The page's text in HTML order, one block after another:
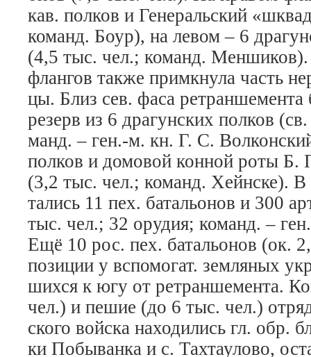
кав. пол­ков и Ге­не­раль­ский
ко­манд. Бо­ур), на ле­вом – 6
(4,5 тыс. чел.; ко­манд.
флан­гов так­же примк­ну­ла часть
цы. Близ сев. фа­са
ре­зерв из 6 дра­гун­ских пол­ков
манд. – ген.-м. кн. Г. С.
пол­ков и до­мо­вой кон­ной ро­ты Б.
(3,2 тыс. чел.; ко­манд. Хейн­ске).
та­лись 11 пех. ба­таль­о­нов и 300
тыс. чел.; 32 ору­дия; ко­манд. –
Ещё 10 рос. пех. ба­таль­о­нов (ок.
по­зи­ции у вспо­мо­гат. зем­ля­ных
ших­ся к югу от рет­ран­ше­мен­та.
чел.) и пе­шие (до 6 тыс. чел.)
ско­го вой­ска на­хо­ди­лись гл. обр.
ки По­бы­ван­ка и с. Тах­тау­ло­во,